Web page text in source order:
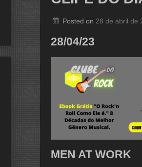
Posted on 28 de abril de
28/04/23
MEN AT WORK